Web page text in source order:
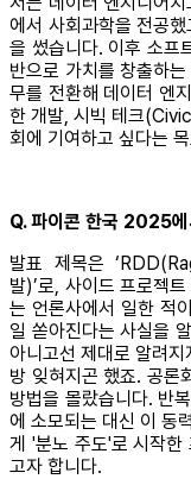
에서 사회과학을 전공
을 썼습니다. 이후 소프
반으로 가치를 창출하
무를 전환해 데이터 엔
한 개발, 시빅 테크
회에 기여하고 싶다는
Q. 파이콘 한국 2025에
발표 제목은
발)’로, 사이드 프로젝
는 언론사에서 일한 적
일 쏟아진다는 사실을
아니고선 제대로 알려
방 잊혀지곤 했죠. 공론
방법을 몰랐습니다. 반
에 소모되는 대신 이 동
게 '분노 주도'로 시작한
고자 합니다.